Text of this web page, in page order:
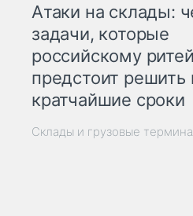
Атаки на склады:
задачи, которые
российскому
предстоит решить
кратчайшие сроки
Склады и грузовые